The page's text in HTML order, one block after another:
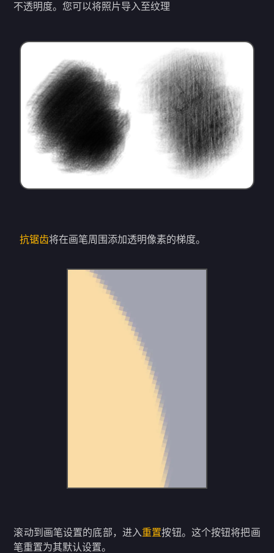
不透明度。您可以将照片导入至纹理
抗锯齿将在画笔周围添加透明像素的梯度。
滚动到画笔设置的底部，进入重置按钮。这个按钮将把画
笔重置为其默认设置。